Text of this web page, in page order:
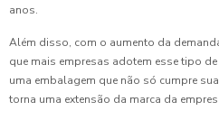
anos.
Além disso, com o aumento da
que mais empresas adotem esse tipo
uma embalagem que não só cumpre
torna uma extensão da marca da